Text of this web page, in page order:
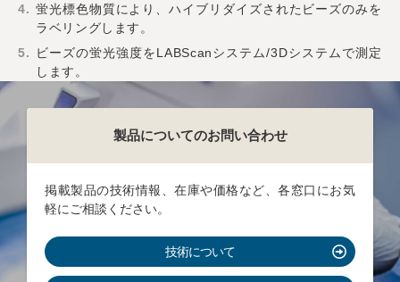
蛍光標色物質により、ハイブリダイズされたビーズのみを
ラベリングします。
ビーズの蛍光強度をLABScanシステム/3Dシステムで測定
します。
製品についてのお問い合わせ
掲載製品の技術情報、在庫や価格など、各窓口にお気
軽にご相談ください。
技術について